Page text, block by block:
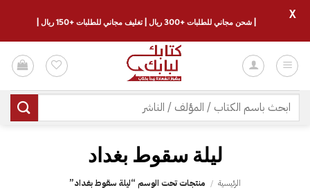
للمحتوى
البحث
عن:
ليلة سقوط بغداد
الرئيسية / منتجات تحت الوسم “ليلة سقوط بغداد”
| شحن مجاني للطلبات +300 ريال | تغليف مجاني للطلبات +150 ريال |
X